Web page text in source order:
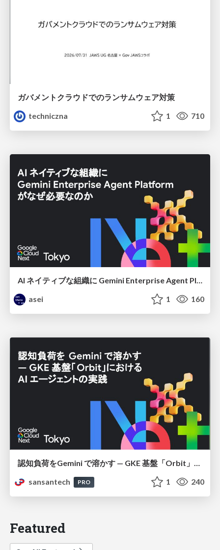
ガバメントクラウドでのランサムウェア対策
techniczna
1 710
asei
1 160
認知負荷をGemini で溶かす — GKE 基盤「Orbit」における AI エージェントの実践
sansantech
PRO 1 240
Featured